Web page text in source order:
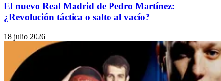
El nuevo Real Madrid de Pedro Martínez:
¿Revolución táctica o salto al vacío?
18 julio 2026